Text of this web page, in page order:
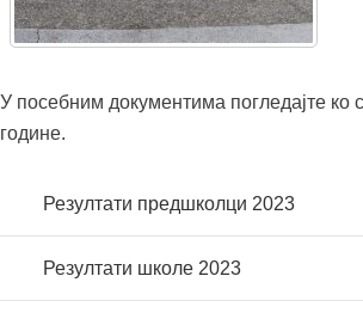
У посебним документима погледајте ко
године.
Резултати предшколци 2023
Резултати школе 2023